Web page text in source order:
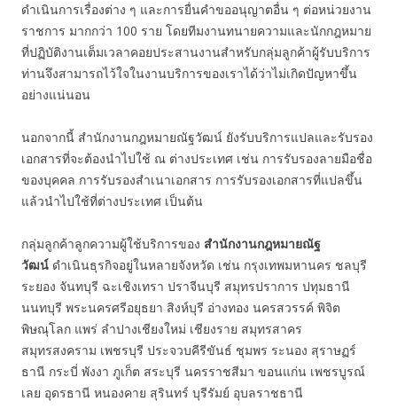
ดำเนินการเรื่องต่าง ๆ และการยื่นคำขออนุญาตอื่น ๆ ต่อหน่วยงาน
ราชการ มากกว่า 100 ราย โดยทีมงานทนายความและนักกฎหมาย
ที่ปฏิบัติงานเต็มเวลาคอยประสานงานสำหรับกลุ่มลูกค้าผู้รับบริการ
ท่านจึงสามารถไว้ใจในงานบริการของเราได้ว่าไม่เกิดปัญหาขึ้น
อย่างแน่นอน
นอกจากนี้ สำนักงานกฎหมายณัฐวัฒน์ ยังรับบริการแปลและรับรอง
เอกสารที่จะต้องนำไปใช้ ณ ต่างประเทศ เช่น การรับรองลายมือชื่อ
ของบุคคล การรับรองสำเนาเอกสาร การรับรองเอกสารที่แปลขึ้น
แล้วนำไปใช้ที่ต่างประเทศ เป็นต้น
กลุ่มลูกค้าลูกความผู้ใช้บริการของ สำนักงานกฎหมายณัฐ
วัฒน์ ดำเนินธุรกิจอยู่ในหลายจังหวัด เช่น กรุงเทพมหานคร ชลบุรี
ระยอง จันทบุรี ฉะเชิงเทรา ปราจีนบุรี สมุทรปราการ ปทุมธานี
นนทบุรี พระนครศรีอยุธยา สิงห์บุรี อ่างทอง นครสวรรค์ พิจิต
พิษณุโลก แพร่ ลำปางเชียงใหม่ เชียงราย สมุทรสาคร
สมุทรสงคราม เพชรบุรี ประจวบคีรีขันธ์ ชุมพร ระนอง สุราษฏร์
ธานี กระบี่ พังงา ภูเก็ต สระบุรี นครราชสีมา ขอนแก่น เพชรบูรณ์
เลย อุดรธานี หนองคาย สุรินทร์ บุรีรัมย์ อุบลราชธานี